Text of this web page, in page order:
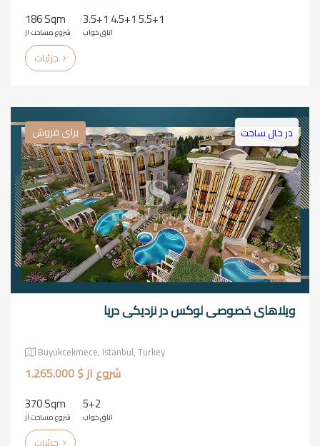
186 Sqm
شروع مساحت از
3.5+1 4.5+1 5.5+1
اتاق خواب
برای فروش در حال ساخت
ویلاهای خصوصی لوکس در نزدیکی دریا
Buyukcekmece, Istanbul, Turkey
شروع از $ 1.265.000
370 Sqm
شروع مساحت از
5+2
اتاق خواب